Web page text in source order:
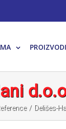
PROIZVODI
/ Delišes-